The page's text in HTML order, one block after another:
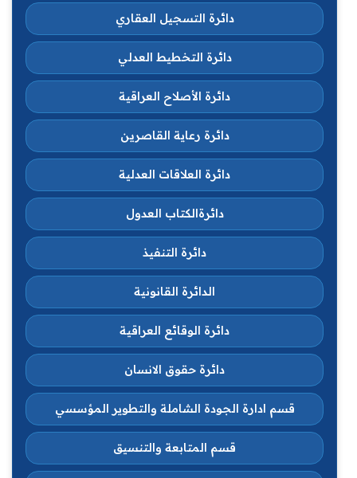
دائرة التسجيل العقاري
دائرة التخطيط العدلي
دائرة الأصلاح العراقية
دائرة رعاية القاصرين
دائرة العلاقات العدلية
دائرةالكتاب العدول
دائرة التنفيذ
الدائرة القانونية
دائرة الوقائع العراقية
دائرة حقوق الانسان
قسم ادارة الجودة الشاملة والتطوير المؤسسي
قسم المتابعة والتنسيق